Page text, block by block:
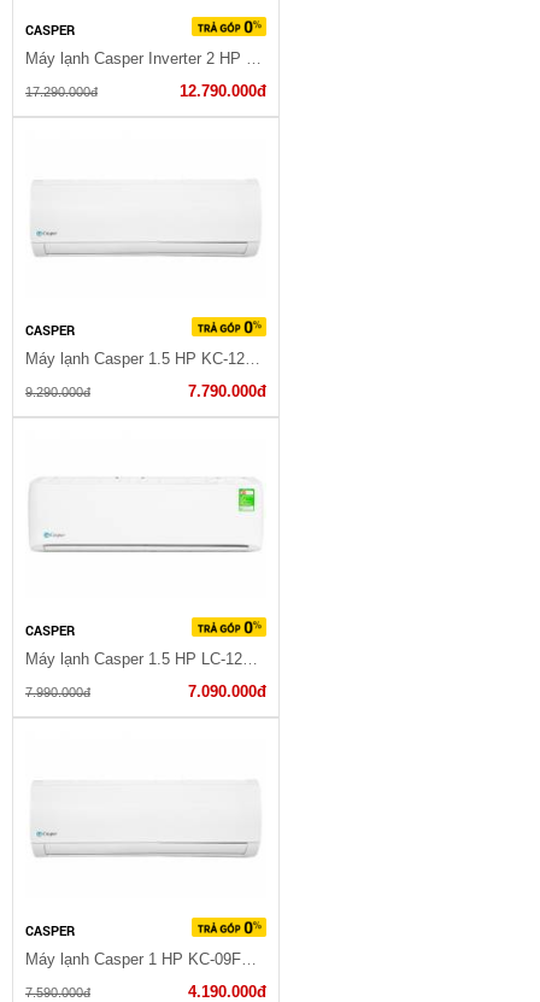
CASPER
17.290.000đ 12.790.000đ
CASPER
9.290.000đ 7.790.000đ
CASPER
7.990.000đ 7.090.000đ
CASPER
7.590.000đ 4.190.000đ